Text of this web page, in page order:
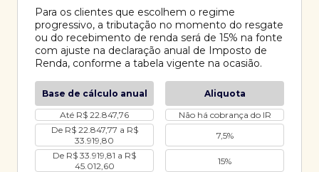
Para os clientes que escolhem o regime
progressivo, a tributação no momento do resgate
ou do recebimento de renda será de 15% na fonte
com ajuste na declaração anual de Imposto de
Renda, conforme a tabela vigente na ocasião.
Base de cálculo anual
Aliquota
Até R$ 22.847,76
Não há cobrança do IR
De R$ 22.847,77 a R$
33.919,80
7,5%
De R$ 33.919,81 a R$
45.012,60
15%